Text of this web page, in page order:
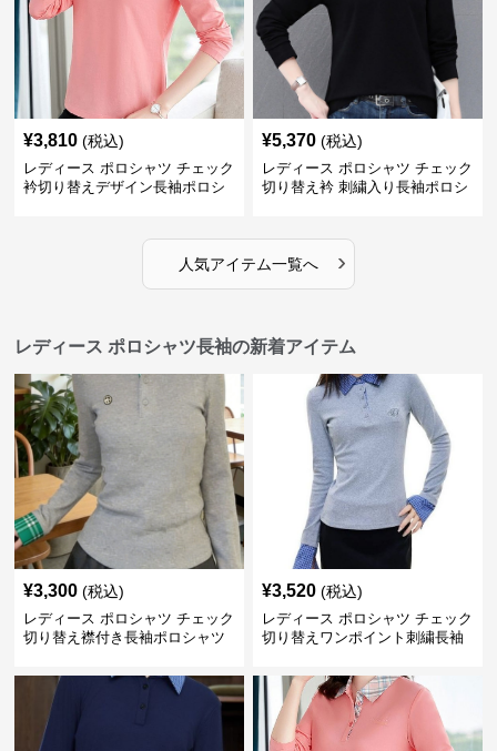
¥3,810 (税込)
レディース ポロシャツ チェック
衿切り替えデザイン長袖ポロシ
¥5,370 (税込)
レディース ポロシャツ チェック
切り替え衿 刺繍入り長袖ポロシ
人気アイテム一覧へ ›
レディース ポロシャツ長袖の新着アイテム
¥3,300 (税込)
レディース ポロシャツ チェック
切り替え襟付き長袖ポロシャツ
¥3,520 (税込)
レディース ポロシャツ チェック
切り替えワンポイント刺繍長袖